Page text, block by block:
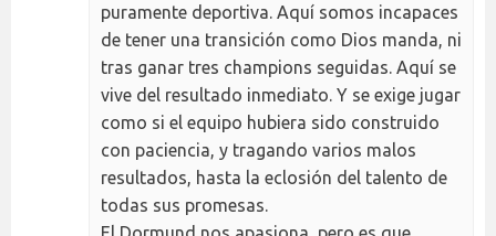
puramente deportiva. Aquí somos incapaces
de tener una transición como Dios manda, ni
tras ganar tres champions seguidas. Aquí se
vive del resultado inmediato. Y se exige jugar
como si el equipo hubiera sido construido
con paciencia, y tragando varios malos
resultados, hasta la eclosión del talento de
todas sus promesas.